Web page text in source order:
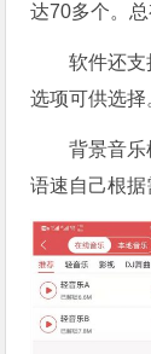
达70多个。
软件还
选项可供选择
背景音乐
语速自己根据